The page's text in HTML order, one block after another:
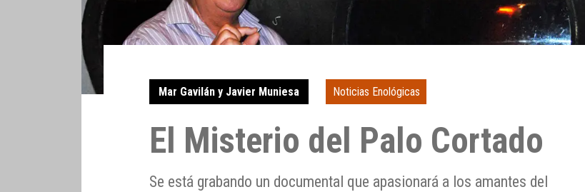
Mar Gavilán y Javier Muniesa Noticias Enológicas
El Misterio del Palo Cortado
Se está grabando un documental que apasionará a los amantes del